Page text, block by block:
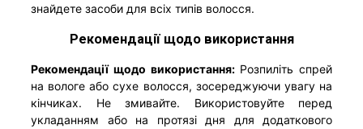
знайдете засоби для всіх типів волосся.
Рекомендації щодо використання
Рекомендації щодо використання:Розпиліть спрей
на вологе або сухе волосся, зосереджуючи увагу на
кінчиках. Не змивайте. Використовуйте перед
укладанням або на протязі дня для додаткового